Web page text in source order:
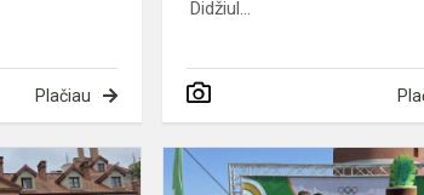
Plačiau
Didžiul...
Kelionė
senosios